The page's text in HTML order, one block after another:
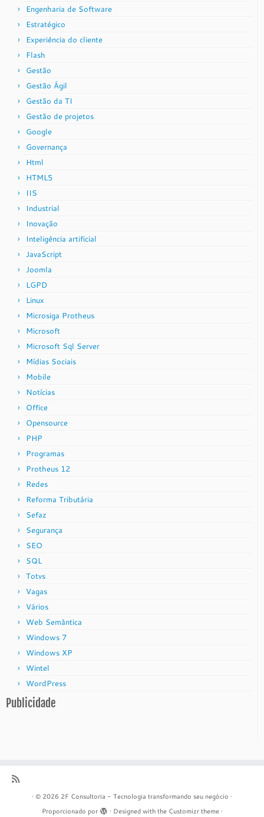
Engenharia de Software
Estratégico
Experiência do cliente
Flash
Gestão
Gestão Ágil
Gestão da TI
Gestão de projetos
Google
Governança
Html
HTML5
IIS
Industrial
Inovação
Inteligência artificial
JavaScript
Joomla
LGPD
Linux
Microsiga Protheus
Microsoft
Microsoft Sql Server
Mídias Sociais
Mobile
Notícias
Office
Opensource
PHP
Programas
Protheus 12
Redes
Reforma Tributária
Sefaz
Segurança
SEO
SQL
Totvs
Vagas
Vários
Web Semântica
Windows 7
Windows XP
Wintel
WordPress
Publicidade
· © 2026 2F Consultoria - Tecnologia transformando seu negócio ·
Proporcionado por
· Designed with the Customizr theme·